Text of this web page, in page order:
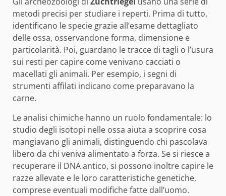
metodi precisi per studiare i reperti. Prima di tutto,
identificano le specie grazie all’esame dettagliato
delle ossa, osservandone forma, dimensione e
particolarità. Poi, guardano le tracce di tagli o l’usura
sui resti per capire come venivano cacciati o
macellati gli animali. Per esempio, i segni di
strumenti affilati indicano come preparavano la
carne.
Le analisi chimiche hanno un ruolo fondamentale: lo
studio degli isotopi nelle ossa aiuta a scoprire cosa
mangiavano gli animali, distinguendo chi pascolava
libero da chi veniva alimentato a forza. Se si riesce a
recuperare il DNA antico, si possono inoltre capire le
razze allevate e le loro caratteristiche genetiche,
comprese eventuali modifiche fatte dall’uomo.